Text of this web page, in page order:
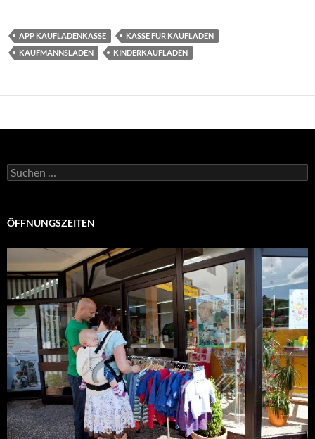
APP KAUFLADENKASSE
KASSE FÜR KAUFLADEN
KAUFMANNSLADEN
KINDERKAUFLADEN
Suchen
nach:
ÖFFNUNGSZEITEN